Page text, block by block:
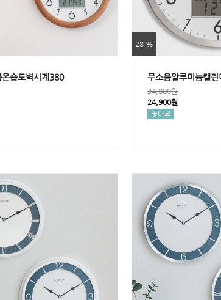
습도벽시계380
28 %
무소음알루미늄캘
34,800원
24,900원